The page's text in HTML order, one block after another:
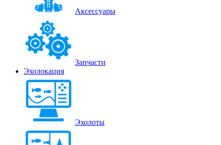
Аксессуары
Запчасти
Эхолокация
Эхолоты